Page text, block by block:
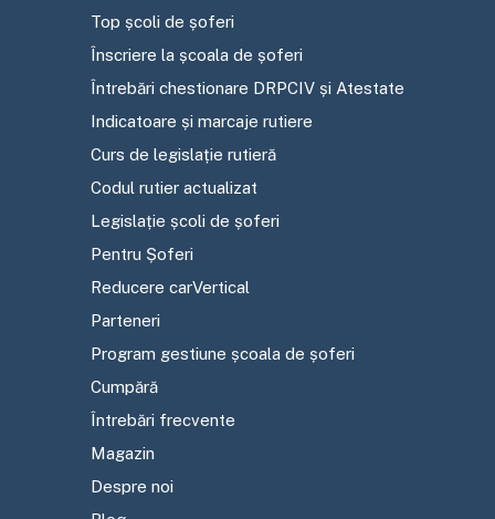
Top școli de șoferi
Înscriere la școala de șoferi
Întrebări chestionare DRPCIV și Atestate
Indicatoare și marcaje rutiere
Curs de legislație rutieră
Codul rutier actualizat
Legislație școli de șoferi
Pentru Șoferi
Reducere carVertical
Parteneri
Program gestiune școala de șoferi
Cumpără
Întrebări frecvente
Magazin
Despre noi